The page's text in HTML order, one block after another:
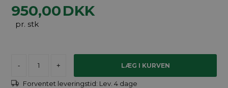
950,00DKK
pr. stk
- +
Forventet leveringstid: Lev. 4 dage